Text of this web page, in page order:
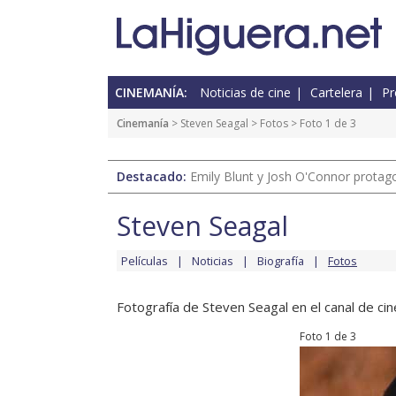
CINEMANÍA: Noticias de cine Cartelera
Cinemanía > Steven Seagal > Fotos > Foto 1 de 3
Destacado: Emily Blunt y Josh O'Connor
Steven Seagal
Películas Noticias Biografía Fotos
Fotografía de Steven Seagal en el canal de
Foto 1 de 3